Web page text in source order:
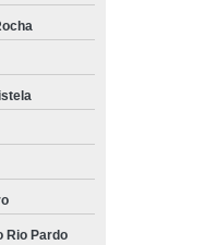
Rio Pardo